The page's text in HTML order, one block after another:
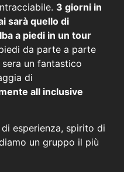
3 giorni in
sarà quello di
a piedi in un tour
da parte a parte
un fantastico
di
all inclusive
esperienza, spirito di
un gruppo il più